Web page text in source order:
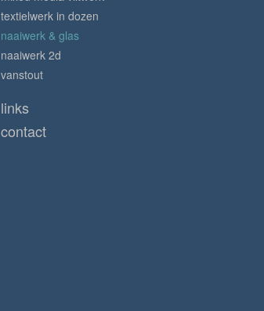
textielwerk in dozen
naaiwerk & glas
naaiwerk 2d
vanstout
links
contact